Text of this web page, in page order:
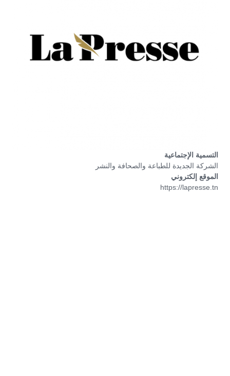
التسمية الإجتماعية
الشركة الجديدة للطباعة والصحافة والنشر
الموقع إلكتروني
https://lapresse.tn